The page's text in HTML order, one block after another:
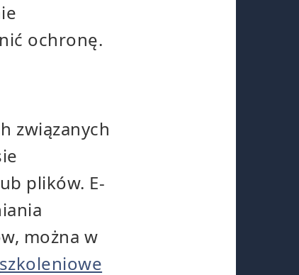
ochronę.
związanych
plików. E-
można w
szkoleniowe